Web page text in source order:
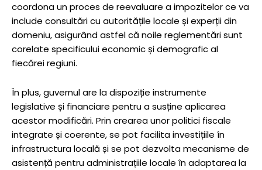
coordona un proces de reevaluare a impozitelor ce va
include consultări cu autoritățile locale și experții din
domeniu, asigurând astfel că noile reglementări sunt
corelate specificului economic și demografic al
fiecărei regiuni.
În plus, guvernul are la dispoziție instrumente
legislative și financiare pentru a susține aplicarea
acestor modificări. Prin crearea unor politici fiscale
integrate și coerente, se pot facilita investițiile în
infrastructura locală și se pot dezvolta mecanisme de
asistență pentru administrațiile locale în adaptarea la